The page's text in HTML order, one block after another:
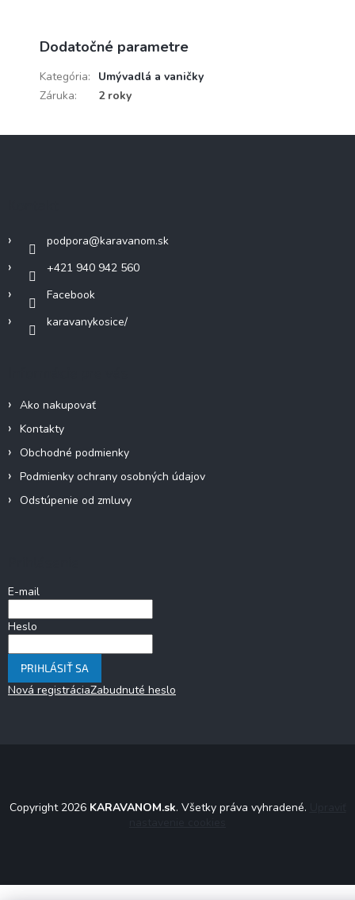
Dodatočné parametre
Kategória:
Umývadlá a vaničky
Záruka: 2 roky
podpora@karavanom.sk
+421 940 942 560
Facebook
karavanykosice/
Ako nakupovať
Kontakty
Obchodné podmienky
Podmienky ochrany osobných údajov
Odstúpenie od zmluvy
E-mail
Heslo
PRIHLÁSIŤ SA
Nová registráciaZabudnuté heslo
Copyright 2026 KARAVANOM.sk. Všetky práva vyhradené.